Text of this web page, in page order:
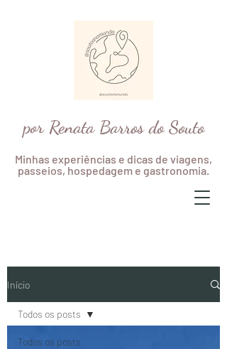
por Renata Barros do Souto
Minhas experiências e dicas de viagens,
passeios, hospedagem e gastronomia.
Início
Todos os posts
Todos os posts